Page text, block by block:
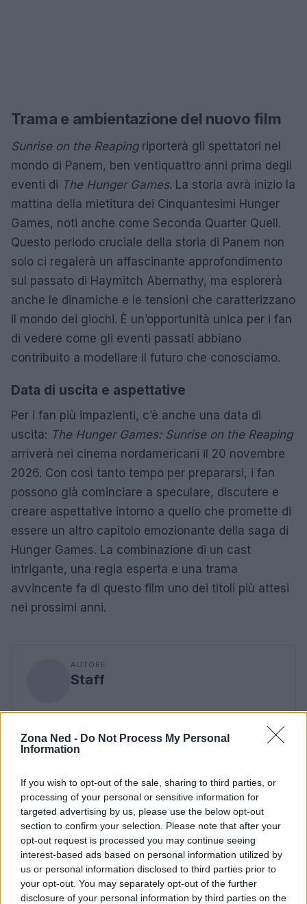
Zona Ned - Do Not Process My Personal
Information
If you wish to opt-out of the sale, sharing to third parties, or
processing of your personal or sensitive information for
targeted advertising by us, please use the below opt-out
section to confirm your selection. Please note that after your
opt-out request is processed you may continue seeing
interest-based ads based on personal information utilized by
us or personal information disclosed to third parties prior to
your opt-out. You may separately opt-out of the further
disclosure of your personal information by third parties on the
Trama e ambientazione del nuovo film
Sunrise on the Reapingriporterà gli spettatori nel
mondo di Panem, ben ventiquattro anni prima degli
eventi di The Hunger Games. La storia avrà inizio la
mattina della mietitura dei Cinquantesimi Hunger
Games, noti anche come Seconda Quarter Quell.
Questo periodo cruciale della storia di Panem non
solo ci regalerà un affascinante approfondimento
sul passato di Haymitch Abernathy, ma esplorerà
anche le dinamiche e le tensioni che caratterizzano
il mondo dei giochi. È un’opportunità unica per i fan
di vedere come gli eventi passati abbiano
contribuito a modellare il futuro che conosciamo.
Data di uscita e aspettative
Per i fan più impazienti, c’è anche una data di
uscita: The Hunger Games: Sunrise on the Reaping
arriverà nei cinema nordamericani il 20 novembre
2026. Con così tanto tempo per prepararsi, i fan
possono già cominciare a speculare, discutere e
creare aspettative intorno a quello che promette di
essere un altro capitolo emozionante della saga di
Hunger Games. La combinazione di un cast
intrigante, una regia esperta e una trama
avvincente fa di questo film uno dei titoli più attesi
nei prossimi anni.
AUTORE
Staff